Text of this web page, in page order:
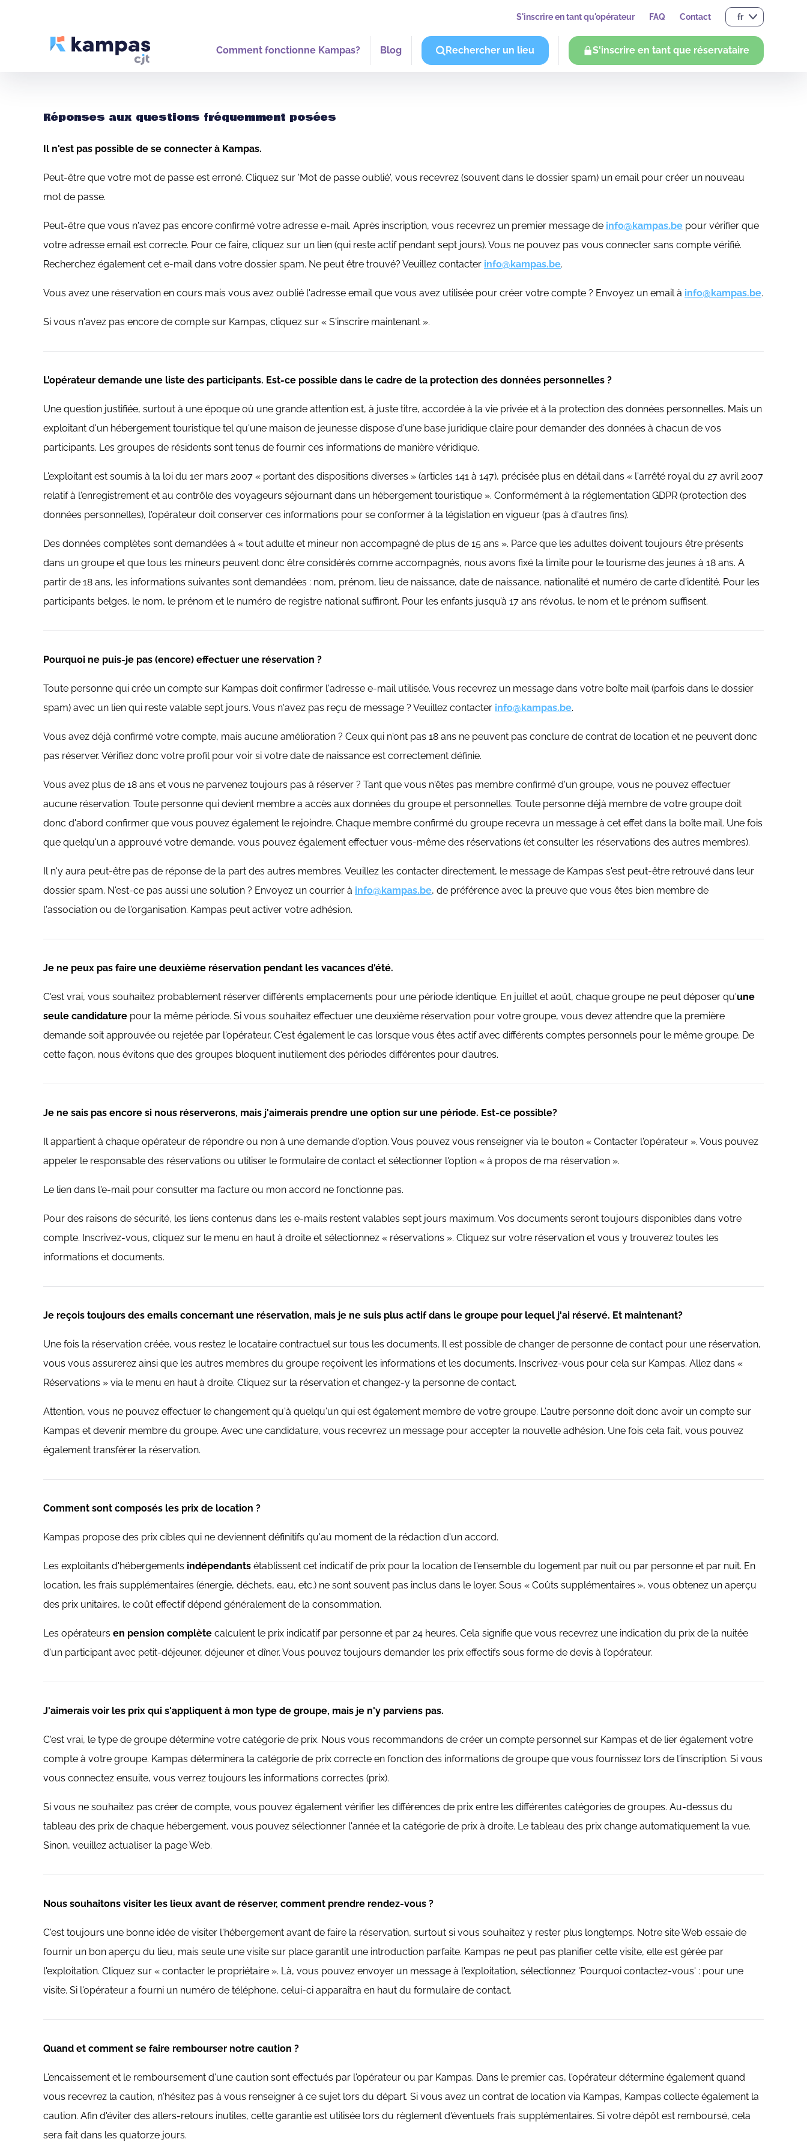
S'inscrire en tant qu'opérateur FAQ Contact fr
Comment fonctionne Kampas? Blog Rechercher un lieu S'inscrire en tant que réservataire
Réponses aux questions fréquemment posées
Il n'est pas possible de se connecter à Kampas.
Peut-être que votre mot de passe est erroné. Cliquez sur 'Mot de passe oublié', vous recevrez (souvent dans le dossier spam) un email pour créer un nouveau
mot de passe.
Peut-être que vous n'avez pas encore confirmé votre adresse e-mail. Après inscription, vous recevrez un premier message de info@kampas.be pour vérifier que
votre adresse email est correcte. Pour ce faire, cliquez sur un lien (qui reste actif pendant sept jours). Vous ne pouvez pas vous connecter sans compte vérifié.
Recherchez également cet e-mail dans votre dossier spam. Ne peut être trouvé? Veuillez contacter info@kampas.be.
Vous avez une réservation en cours mais vous avez oublié l'adresse email que vous avez utilisée pour créer votre compte ? Envoyez un email à info@kampas.be.
Si vous n'avez pas encore de compte sur Kampas, cliquez sur « S'inscrire maintenant ».
L'opérateur demande une liste des participants. Est-ce possible dans le cadre de la protection des données personnelles ?
Une question justifiée, surtout à une époque où une grande attention est, à juste titre, accordée à la vie privée et à la protection des données personnelles. Mais un
exploitant d'un hébergement touristique tel qu'une maison de jeunesse dispose d'une base juridique claire pour demander des données à chacun de vos
participants. Les groupes de résidents sont tenus de fournir ces informations de manière véridique.
L'exploitant est soumis à la loi du 1er mars 2007 « portant des dispositions diverses » (articles 141 à 147), précisée plus en détail dans « l'arrêté royal du 27 avril 2007
relatif à l'enregistrement et au contrôle des voyageurs séjournant dans un hébergement touristique ». Conformément à la réglementation GDPR (protection des
données personnelles), l'opérateur doit conserver ces informations pour se conformer à la législation en vigueur (pas à d'autres fins).
Des données complètes sont demandées à « tout adulte et mineur non accompagné de plus de 15 ans ». Parce que les adultes doivent toujours être présents
dans un groupe et que tous les mineurs peuvent donc être considérés comme accompagnés, nous avons fixé la limite pour le tourisme des jeunes à 18 ans. A
partir de 18 ans, les informations suivantes sont demandées : nom, prénom, lieu de naissance, date de naissance, nationalité et numéro de carte d'identité. Pour les
participants belges, le nom, le prénom et le numéro de registre national suffiront. Pour les enfants jusqu’à 17 ans révolus, le nom et le prénom suffisent.
Pourquoi ne puis-je pas (encore) effectuer une réservation ?
Toute personne qui crée un compte sur Kampas doit confirmer l'adresse e-mail utilisée. Vous recevrez un message dans votre boîte mail (parfois dans le dossier
spam) avec un lien qui reste valable sept jours. Vous n'avez pas reçu de message ? Veuillez contacter info@kampas.be.
Vous avez déjà confirmé votre compte, mais aucune amélioration ? Ceux qui n'ont pas 18 ans ne peuvent pas conclure de contrat de location et ne peuvent donc
pas réserver. Vérifiez donc votre profil pour voir si votre date de naissance est correctement définie.
Vous avez plus de 18 ans et vous ne parvenez toujours pas à réserver ? Tant que vous n'êtes pas membre confirmé d'un groupe, vous ne pouvez effectuer
aucune réservation. Toute personne qui devient membre a accès aux données du groupe et personnelles. Toute personne déjà membre de votre groupe doit
donc d'abord confirmer que vous pouvez également le rejoindre. Chaque membre confirmé du groupe recevra un message à cet effet dans la boîte mail. Une fois
que quelqu'un a approuvé votre demande, vous pouvez également effectuer vous-même des réservations (et consulter les réservations des autres membres).
Il n'y aura peut-être pas de réponse de la part des autres membres. Veuillez les contacter directement, le message de Kampas s'est peut-être retrouvé dans leur
dossier spam. N'est-ce pas aussi une solution ? Envoyez un courrier à info@kampas.be, de préférence avec la preuve que vous êtes bien membre de
l'association ou de l'organisation. Kampas peut activer votre adhésion.
Je ne peux pas faire une deuxième réservation pendant les vacances d'été.
C'est vrai, vous souhaitez probablement réserver différents emplacements pour une période identique. En juillet et août, chaque groupe ne peut déposer qu'une
seule candidature pour la même période. Si vous souhaitez effectuer une deuxième réservation pour votre groupe, vous devez attendre que la première
demande soit approuvée ou rejetée par l'opérateur. C'est également le cas lorsque vous êtes actif avec différents comptes personnels pour le même groupe. De
cette façon, nous évitons que des groupes bloquent inutilement des périodes différentes pour d’autres.
Je ne sais pas encore si nous réserverons, mais j'aimerais prendre une option sur une période. Est-ce possible?
Il appartient à chaque opérateur de répondre ou non à une demande d'option. Vous pouvez vous renseigner via le bouton « Contacter l'opérateur ». Vous pouvez
appeler le responsable des réservations ou utiliser le formulaire de contact et sélectionner l'option « à propos de ma réservation ».
Le lien dans l'e-mail pour consulter ma facture ou mon accord ne fonctionne pas.
Pour des raisons de sécurité, les liens contenus dans les e-mails restent valables sept jours maximum. Vos documents seront toujours disponibles dans votre
compte. Inscrivez-vous, cliquez sur le menu en haut à droite et sélectionnez « réservations ». Cliquez sur votre réservation et vous y trouverez toutes les
informations et documents.
Je reçois toujours des emails concernant une réservation, mais je ne suis plus actif dans le groupe pour lequel j'ai réservé. Et maintenant?
Une fois la réservation créée, vous restez le locataire contractuel sur tous les documents. Il est possible de changer de personne de contact pour une réservation,
vous vous assurerez ainsi que les autres membres du groupe reçoivent les informations et les documents. Inscrivez-vous pour cela sur Kampas. Allez dans «
Réservations » via le menu en haut à droite. Cliquez sur la réservation et changez-y la personne de contact.
Attention, vous ne pouvez effectuer le changement qu'à quelqu'un qui est également membre de votre groupe. L'autre personne doit donc avoir un compte sur
Kampas et devenir membre du groupe. Avec une candidature, vous recevrez un message pour accepter la nouvelle adhésion. Une fois cela fait, vous pouvez
également transférer la réservation.
Comment sont composés les prix de location ?
Kampas propose des prix cibles qui ne deviennent définitifs qu'au moment de la rédaction d'un accord.
Les exploitants d'hébergements indépendants établissent cet indicatif de prix pour la location de l'ensemble du logement par nuit ou par personne et par nuit. En
location, les frais supplémentaires (énergie, déchets, eau, etc.) ne sont souvent pas inclus dans le loyer. Sous « Coûts supplémentaires », vous obtenez un aperçu
des prix unitaires, le coût effectif dépend généralement de la consommation.
Les opérateurs en pension complète calculent le prix indicatif par personne et par 24 heures. Cela signifie que vous recevrez une indication du prix de la nuitée
d'un participant avec petit-déjeuner, déjeuner et dîner. Vous pouvez toujours demander les prix effectifs sous forme de devis à l'opérateur.
J'aimerais voir les prix qui s'appliquent à mon type de groupe, mais je n'y parviens pas.
C'est vrai, le type de groupe détermine votre catégorie de prix. Nous vous recommandons de créer un compte personnel sur Kampas et de lier également votre
compte à votre groupe. Kampas déterminera la catégorie de prix correcte en fonction des informations de groupe que vous fournissez lors de l'inscription. Si vous
vous connectez ensuite, vous verrez toujours les informations correctes (prix).
Si vous ne souhaitez pas créer de compte, vous pouvez également vérifier les différences de prix entre les différentes catégories de groupes. Au-dessus du
tableau des prix de chaque hébergement, vous pouvez sélectionner l'année et la catégorie de prix à droite. Le tableau des prix change automatiquement la vue.
Sinon, veuillez actualiser la page Web.
Nous souhaitons visiter les lieux avant de réserver, comment prendre rendez-vous ?
C'est toujours une bonne idée de visiter l'hébergement avant de faire la réservation, surtout si vous souhaitez y rester plus longtemps. Notre site Web essaie de
fournir un bon aperçu du lieu, mais seule une visite sur place garantit une introduction parfaite. Kampas ne peut pas planifier cette visite, elle est gérée par
l'exploitation. Cliquez sur « contacter le propriétaire ». Là, vous pouvez envoyer un message à l'exploitation, sélectionnez 'Pourquoi contactez-vous' : pour une
visite. Si l'opérateur a fourni un numéro de téléphone, celui-ci apparaîtra en haut du formulaire de contact.
Quand et comment se faire rembourser notre caution ?
L'encaissement et le remboursement d'une caution sont effectués par l'opérateur ou par Kampas. Dans le premier cas, l'opérateur détermine également quand
vous recevrez la caution, n'hésitez pas à vous renseigner à ce sujet lors du départ. Si vous avez un contrat de location via Kampas, Kampas collecte également la
caution. Afin d'éviter des allers-retours inutiles, cette garantie est utilisée lors du règlement d'éventuels frais supplémentaires. Si votre dépôt est remboursé, cela
sera fait dans les quatorze jours.